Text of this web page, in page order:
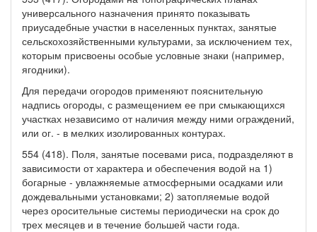
универсального назначения принято показывать
приусадебные участки в населенных пунктах, занятые
сельскохозяйственными культурами, за исключением тех,
которым присвоены особые условные знаки (например,
ягодники).
Для передачи огородов применяют пояснительную
надпись огороды, с размещением ее при смыкающихся
участках независимо от наличия между ними ограждений,
или ог. - в мелких изолированных контурах.
554 (418). Поля, занятые посевами риса, подразделяют в
зависимости от характера и обеспечения водой на 1)
богарные - увлажняемые атмосферными осадками или
дождевальными установками; 2) затопляемые водой
через оросительные системы периодически на срок до
трех месяцев и в течение большей части года.